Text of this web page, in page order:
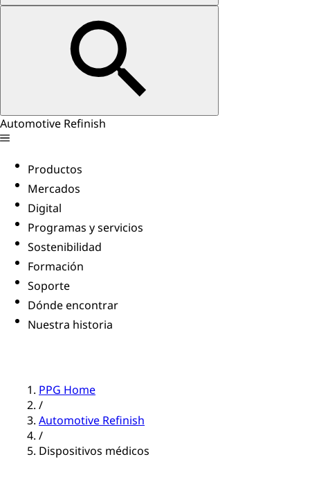
Automotive Refinish
Productos
Mercados
Digital
Programas y servicios
Sostenibilidad
Formación
Soporte
Dónde encontrar
Nuestra historia
PPG Home
/
Automotive Refinish
/
Dispositivos médicos